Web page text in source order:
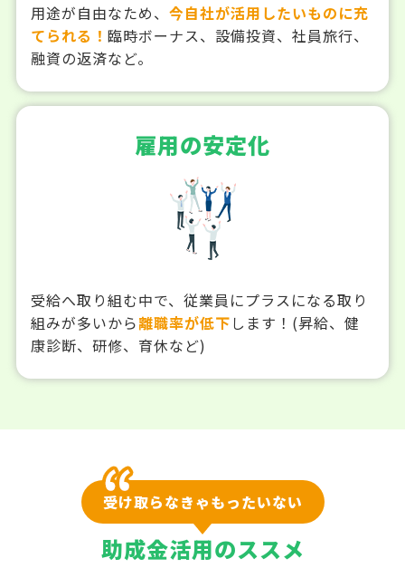
用途が自由なため、 今自社が活用したいものに充
てられる！ 臨時ボーナス、設備投資、社員旅行、
融資の返済など。
雇用の安定化
受給へ取り組む中で、従業員にプラスになる取り
組みが多いから離職率が低下します！(昇給、健
康診断、研修、育休など)
受け取らなきゃもったいない
助成金活用のススメ